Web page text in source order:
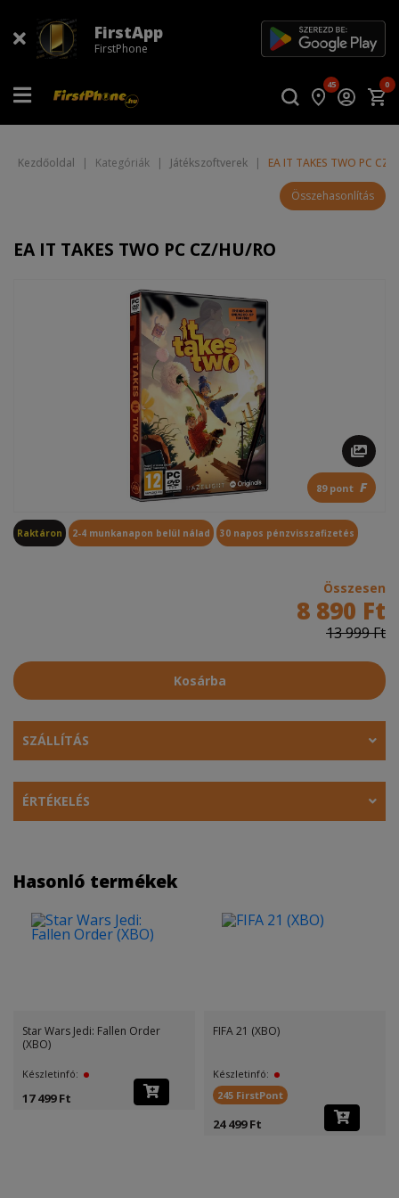
FirstApp
FirstPhone
45 0
Kezdőoldal | Kategóriák | Játékszoftverek | EA IT TAKES TWO PC CZ/
Összehasonlítás
EA IT TAKES TWO PC CZ/HU/RO
89 pont F
Raktáron 2-4 munkanapon belül nálad 30 napos pénzvisszafizetés
Összesen
8 890 Ft
13 999 Ft
Kosárba
SZÁLLÍTÁS
ÉRTÉKELÉS
Hasonló termékek
Star Wars Jedi: Fallen Order
(XBO)
Készletinfó:
17 499 Ft
FIFA 21 (XBO)
Készletinfó:
245 FirstPont
24 499 Ft